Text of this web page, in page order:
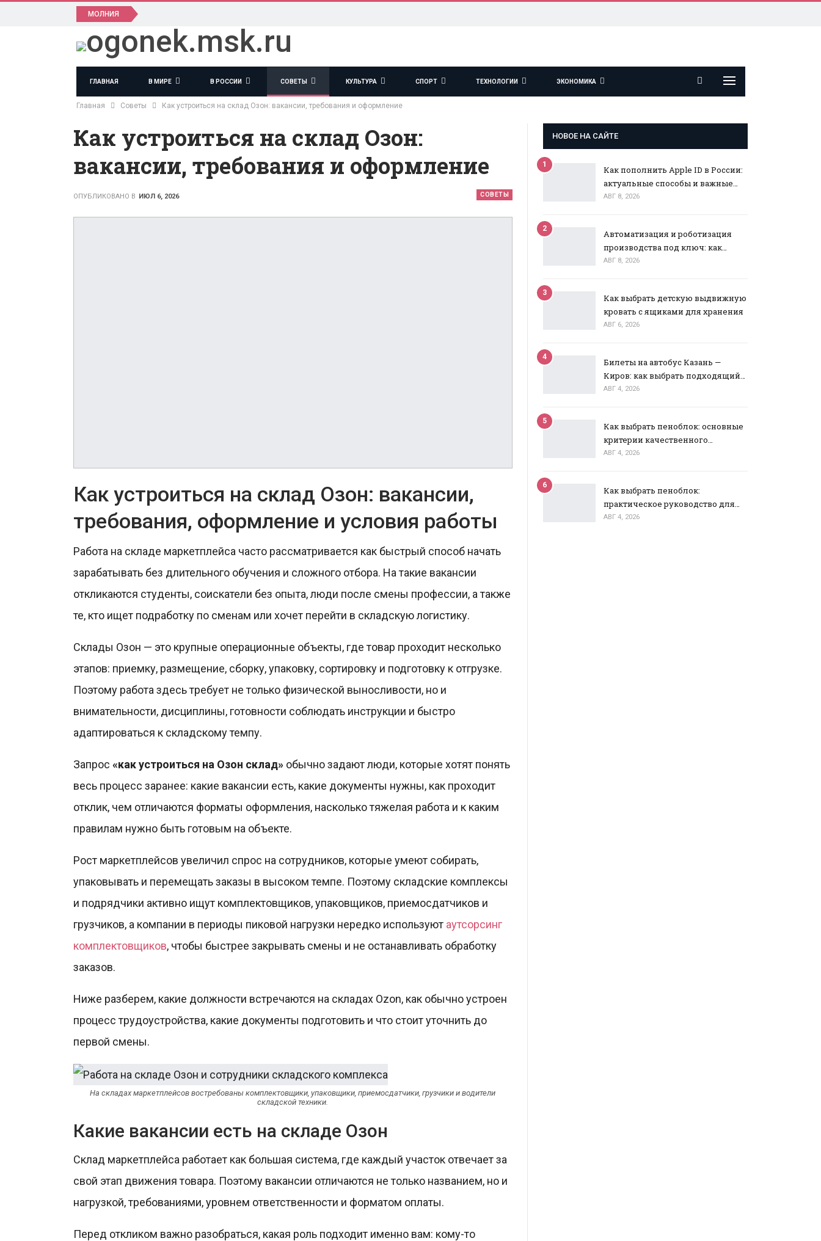
МОЛНИЯ
ГЛАВНАЯ В МИРЕ В РОССИИ СОВЕТЫ КУЛЬТУРА СПОРТ ТЕХНОЛОГИИ ЭКОНОМИКА
Главная Советы Как устроиться на склад Озон: вакансии, требования и оформление
Как устроиться на склад Озон:
вакансии, требования и оформление
СОВЕТЫ
ОПУБЛИКОВАНО В ИЮЛ 6, 2026
Как устроиться на склад Озон: вакансии,
требования, оформление и условия работы
Работа на складе маркетплейса часто рассматривается как быстрый способ начать
зарабатывать без длительного обучения и сложного отбора. На такие вакансии
откликаются студенты, соискатели без опыта, люди после смены профессии, а также
те, кто ищет подработку по сменам или хочет перейти в складскую логистику.
Склады Озон — это крупные операционные объекты, где товар проходит несколько
этапов: приемку, размещение, сборку, упаковку, сортировку и подготовку к отгрузке.
Поэтому работа здесь требует не только физической выносливости, но и
внимательности, дисциплины, готовности соблюдать инструкции и быстро
адаптироваться к складскому темпу.
Запрос «как устроиться на Озон склад»обычно задают люди, которые хотят понять
весь процесс заранее: какие вакансии есть, какие документы нужны, как проходит
отклик, чем отличаются форматы оформления, насколько тяжелая работа и к каким
правилам нужно быть готовым на объекте.
Рост маркетплейсов увеличил спрос на сотрудников, которые умеют собирать,
упаковывать и перемещать заказы в высоком темпе. Поэтому складские комплексы
и подрядчики активно ищут комплектовщиков, упаковщиков, приемосдатчиков и
грузчиков, а компании в периоды пиковой нагрузки нередко используют аутсорсинг
комплектовщиков, чтобы быстрее закрывать смены и не останавливать обработку
заказов.
Ниже разберем, какие должности встречаются на складах Ozon, как обычно устроен
процесс трудоустройства, какие документы подготовить и что стоит уточнить до
первой смены.
На складах маркетплейсов востребованы комплектовщики, упаковщики, приемосдатчики, грузчики и водители
складской техники.
Какие вакансии есть на складе Озон
Склад маркетплейса работает как большая система, где каждый участок отвечает за
свой этап движения товара. Поэтому вакансии отличаются не только названием, но и
нагрузкой, требованиями, уровнем ответственности и форматом оплаты.
Перед откликом важно разобраться, какая роль подходит именно вам: кому-то
НОВОЕ НА САЙТЕ
1
Как пополнить Apple ID в России:
актуальные способы и важные…
АВГ 8, 2026
2
Автоматизация и роботизация
производства под ключ: как…
АВГ 8, 2026
3
Как выбрать детскую выдвижную
кровать с ящиками для хранения
АВГ 6, 2026
4
Билеты на автобус Казань —
Киров: как выбрать подходящий…
АВГ 4, 2026
5
Как выбрать пеноблок: основные
критерии качественного…
АВГ 4, 2026
6
Как выбрать пеноблок:
практическое руководство для…
АВГ 4, 2026